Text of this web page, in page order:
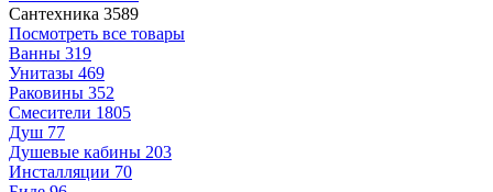
Сантехника 3589
Посмотреть все товары
Ванны 319
Унитазы 469
Раковины 352
Смесители 1805
Душ 77
Душевые кабины 203
Инсталляции 70